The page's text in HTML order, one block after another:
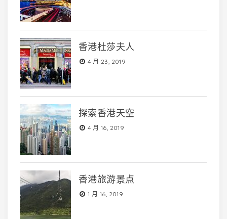
香港杜莎夫人
4 月 23, 2019
探索香港天空
4 月 16, 2019
香港旅游景点
1 月 16, 2019